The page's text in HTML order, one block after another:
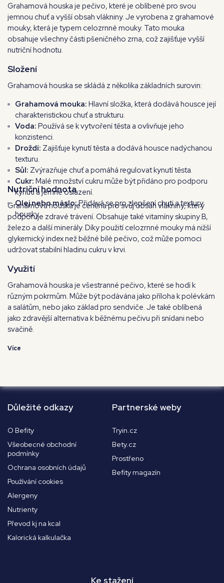
Grahamová houska je pečivo, které je oblíbené pro svou
jemnou chuť a vyšší obsah vlákniny. Je vyrobena z grahamové
mouky, která je typem celozrnné mouky. Tato mouka
obsahuje všechny části pšeničného zrna, což zajišťuje vyšší
nutriční hodnotu.
Složení
Grahamová houska se skládá z několika základních surovin:
Grahamová mouka: Hlavní složka, která dodává housce její
charakteristickou chuť a strukturu.
Voda: Používá se k vytvoření těsta a ovlivňuje jeho
konzistenci.
Droždí: Zajišťuje kynutí těsta a dodává housce nadýchanou
texturu.
Sůl: Zvýrazňuje chuť a pomáhá regulovat kynutí těsta.
Cukr: Malé množství cukru může být přidáno pro podporu
kynutí a jemné oslazení.
Olej nebo máslo:Přidává se pro zlepšení chuti a textury
housky.
Nutriční hodnota
Grahamová houska je ceněna pro svůj obsah vlákniny, který
podporuje zdravé trávení. Obsahuje také vitamíny skupiny B,
železo a další minerály. Díky použití celozrnné mouky má nižší
glykemický index než běžné bílé pečivo, což může pomoci
udržovat stabilní hladinu cukru v krvi.
Využití
Grahamová houska je všestranné pečivo, které se hodí k
různým pokrmům. Může být podávána jako příloha k polévkám
a salátům, nebo jako základ pro sendviče. Je také oblíbená
jako zdravější alternativa k běžnému pečivu při snídani nebo
svačině.
Více
Důležité odkazy
O Befity
Všeobecné obchodní
podmínky
Ochrana osobních údajů
Používání cookies
Alergeny
Nutrienty
Převod kj na kcal
Kalorická kalkulačka
Partnerské weby
Tryin.cz
Bety.cz
Prostřeno
Befity magazín
Ke stažení